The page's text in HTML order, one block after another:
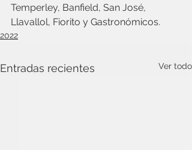
Temperley, Banfield, San José,
Llavallol, Fiorito y Gastronómicos.
2022
Entradas recientes Ver todo